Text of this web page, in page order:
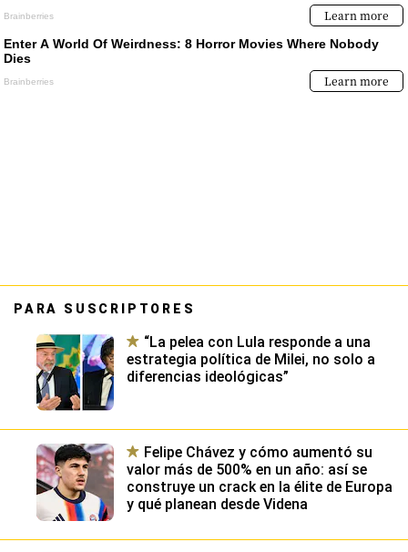
PARA SUSCRIPTORES
“La pelea con Lula responde a una
estrategia política de Milei, no solo a
diferencias ideológicas”
Felipe Chávez y cómo aumentó su
valor más de 500% en un año: así se
construye un crack en la élite de Europa
y qué planean desde Videna